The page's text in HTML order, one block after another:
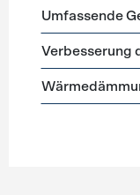
Umfassende
Verbesserung